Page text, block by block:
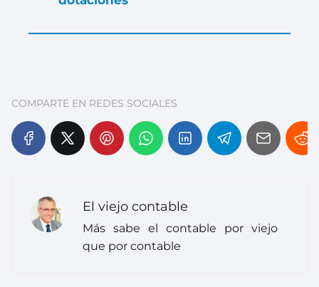
COMPARTE EN REDES SOCIALES
El viejo contable
Más sabe el contable por viejo
que por contable